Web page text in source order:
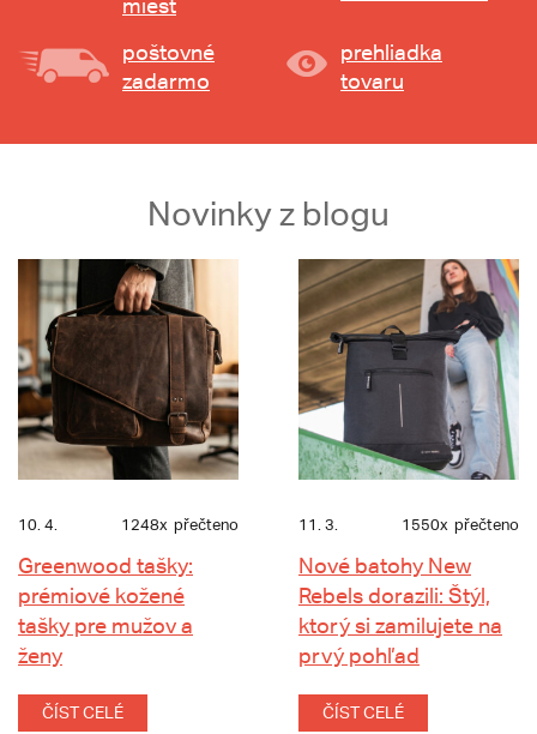
miest
poštovné
zadarmo
prehliadka
tovaru
Novinky z blogu
10. 4. 1248x přečteno
Greenwood tašky:
prémiové kožené
tašky pre mužov a
ženy
ČÍST CELÉ
11. 3. 1550x přečteno
Nové batohy New
Rebels dorazili: Štýl,
ktorý si zamilujete na
prvý pohľad
ČÍST CELÉ